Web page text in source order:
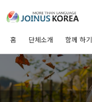
홈 단체소개 함께 하기